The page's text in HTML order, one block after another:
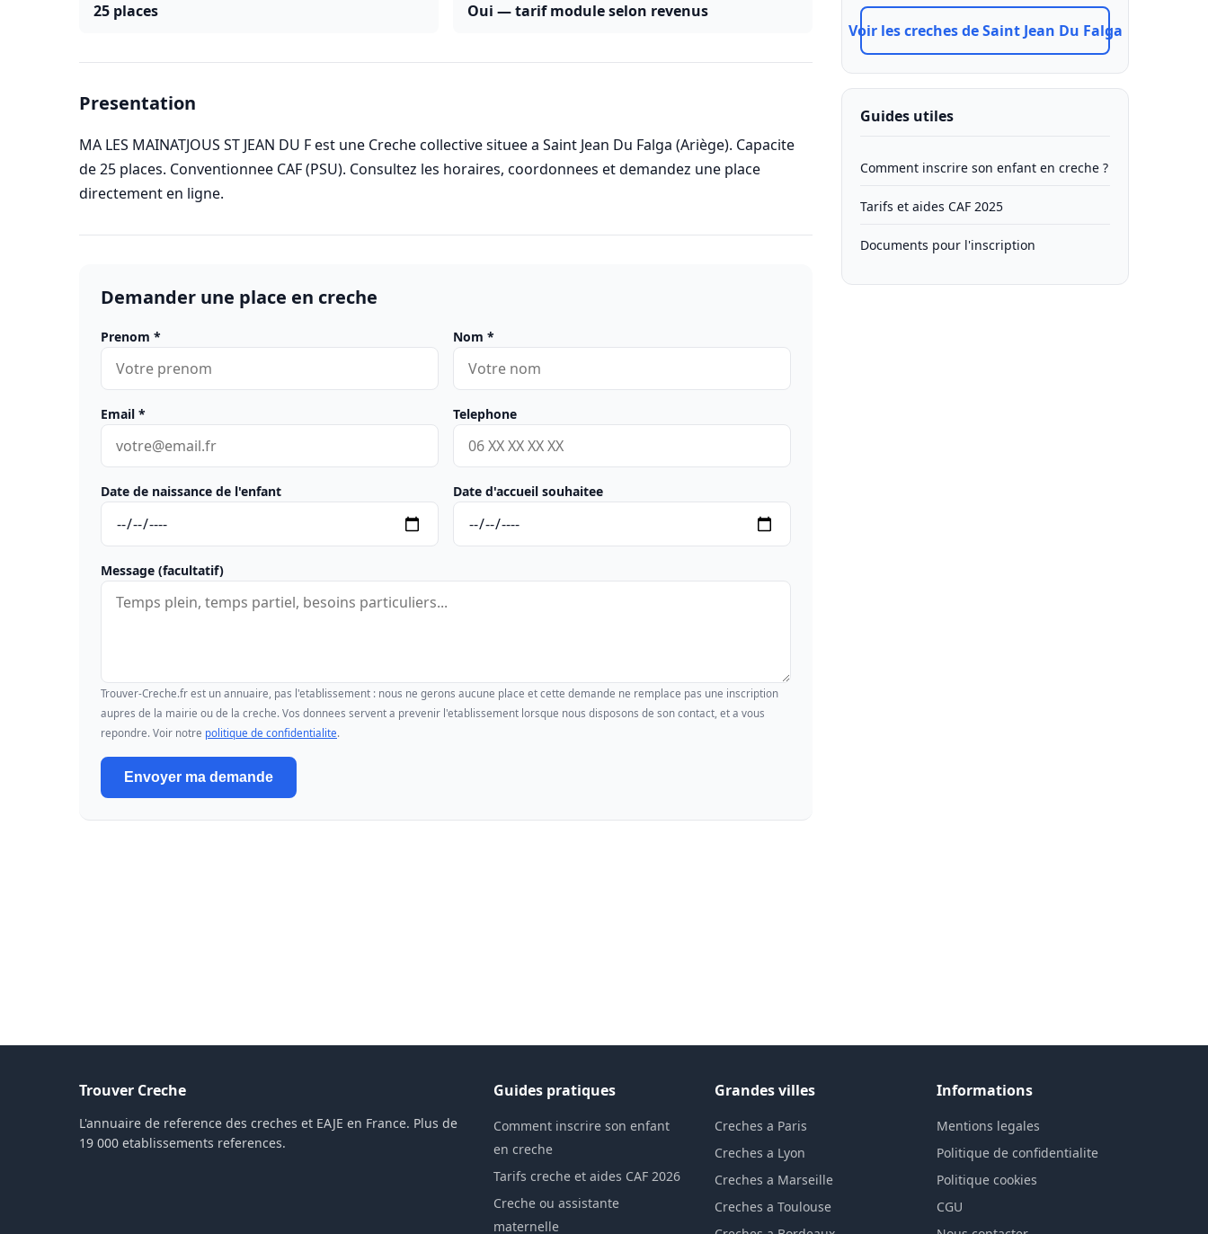
25 places Oui — tarif module selon revenus
Presentation
MA LES MAINATJOUS ST JEAN DU F est une Creche collective situee a Saint Jean Du Falga (Ariège). Capacite
de 25 places. Conventionnee CAF (PSU). Consultez les horaires, coordonnees et demandez une place
directement en ligne.
Demander une place en creche
Prenom * Nom *
Email * Telephone
Date de naissance de l'enfant Date d'accueil souhaitee
Message (facultatif)
Trouver-Creche.fr est un annuaire, pas l'etablissement : nous ne gerons aucune place et cette demande ne remplace pas une inscription
aupres de la mairie ou de la creche. Vos donnees servent a prevenir l'etablissement lorsque nous disposons de son contact, et a vous
repondre. Voir notre politique de confidentialite.
Envoyer ma demande
Voir les creches de Saint Jean Du Falga
Guides utiles
Comment inscrire son enfant en creche ?
Tarifs et aides CAF 2025
Documents pour l'inscription
Trouver Creche
L'annuaire de reference des creches et EAJE en France. Plus de
19 000 etablissements references.
Guides pratiques
Comment inscrire son enfant
en creche
Tarifs creche et aides CAF 2026
Creche ou assistante
maternelle
Grandes villes
Creches a Paris
Creches a Lyon
Creches a Marseille
Creches a Toulouse
Informations
Mentions legales
Politique de confidentialite
Politique cookies
CGU